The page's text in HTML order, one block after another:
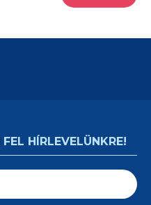
HÍRLEVELÜNKRE!